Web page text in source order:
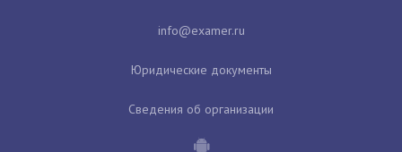
Юридические документы
Сведения об организации